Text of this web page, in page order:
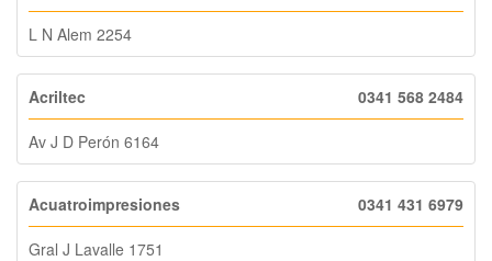
L N Alem 2254
Acriltec 0341 568 2484
Av J D Perón 6164
Acuatroimpresiones 0341 431 6979
Gral J Lavalle 1751